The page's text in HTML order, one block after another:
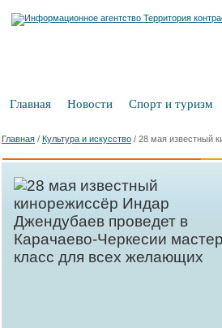
Главная Новости Спорт и туризм
Главная / Культура и искусство / 28 мая известный